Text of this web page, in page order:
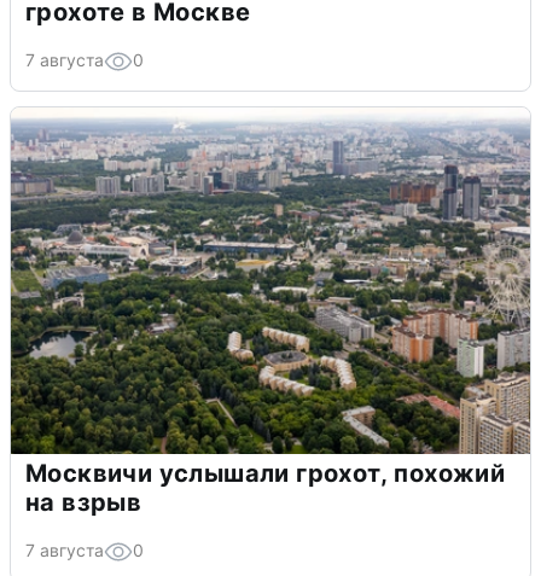
грохоте в Москве
7 августа 0
Москвичи услышали грохот, похожий
на взрыв
7 августа 0